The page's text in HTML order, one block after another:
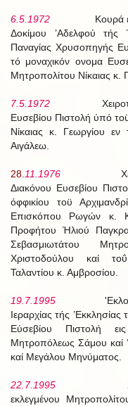
6.5.1972
Κουρά εις
Δοκίμου ’Αδελφού τής
Παναγίας Χρυσοπηγής
τό μοναχικόν ονομα
Μητροπολίτου Νίκαιας κ.
7.5.1972 Χειροτονία
Ευσεβίου Πιστολή ύπό
Νίκαιας κ. Γεωργίου
Αιγάλεω.
28. 11.1976
Διακόνου Ευσεβίου
όφφικίου τοϋ
Επισκόπου Ρωγών κ.
Προφήτου Ήλιού
Σεβασμιωτάτου
Χριστοδούλου καί
Ταλαντίου κ. Αμβροσίου.
19.7.1995 'Εκλογή
Ιεραρχίας τής
Εύσεβίου Πιστολή
Μητροπόλεως Σάμου καί
καί Μεγάλου Μηνύματος.
22.7.1995
εκλεγμένου